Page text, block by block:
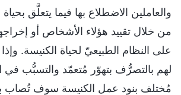
والعاملين الاضطلاع بها فيما يتعلَّق
من خلال تقييد هؤلاء الأشخاص أو
على النظام الطبيعيّ لحياة الكنيسة.
لهم بالتصرُّف بتهوّر مُتعمّد والتسبُّب في
مُختلف بنود عمل الكنيسة سوف تُصاب